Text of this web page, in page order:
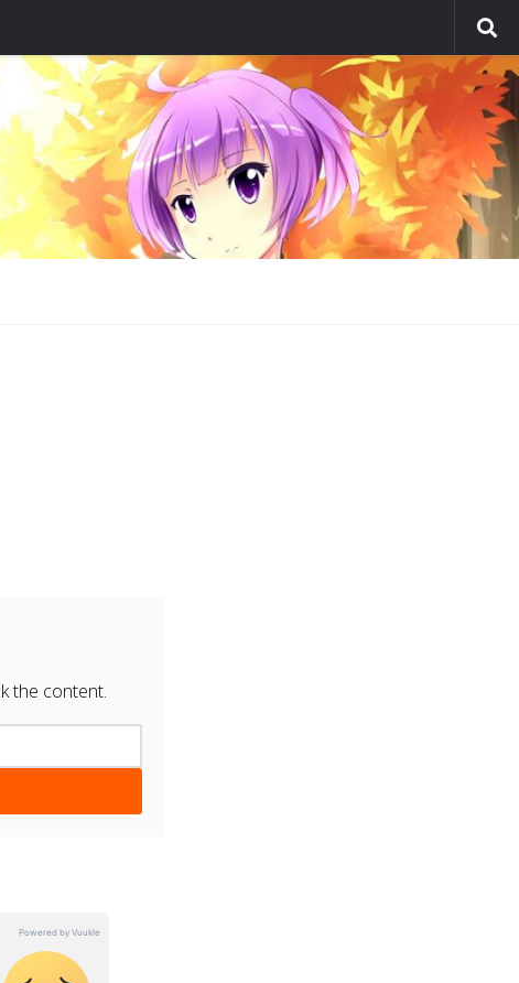
the content.